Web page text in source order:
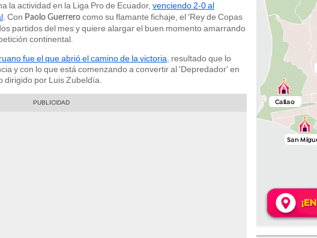
la actividad en la Liga Pro de Ecuador, venciendo 2-0 al
. Con Paolo Guerrero como su flamante fichaje, el 'Rey de Copas
partidos del mes y quiere alargar el buen momento amarrando
continental.
fue el que abrió el camino de la victoria, resultado que lo
y con lo que está comenzando a convertir al 'Depredador' en
dirigido por Luis Zubeldía.